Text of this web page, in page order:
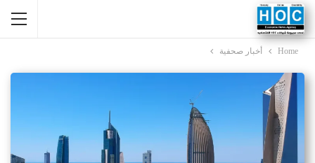
Home أخبار صحفية